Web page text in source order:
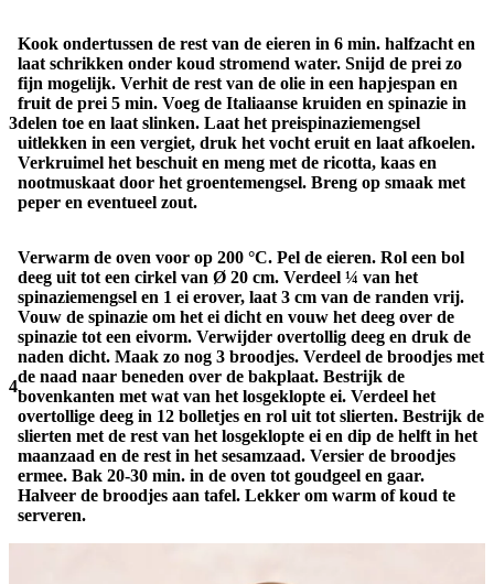
3
Kook ondertussen de rest van de eieren in 6 min. halfzacht en
laat schrikken onder koud stromend water. Snijd de prei zo
fijn mogelijk. Verhit de rest van de olie in een hapjespan en
fruit de prei 5 min. Voeg de Italiaanse kruiden en spinazie in
delen toe en laat slinken. Laat het preispinaziemengsel
uitlekken in een vergiet, druk het vocht eruit en laat afkoelen.
Verkruimel het beschuit en meng met de ricotta, kaas en
nootmuskaat door het groentemengsel. Breng op smaak met
peper en eventueel zout.
4
Verwarm de oven voor op 200 °C. Pel de eieren. Rol een bol
deeg uit tot een cirkel van Ø 20 cm. Verdeel ¼ van het
spinaziemengsel en 1 ei erover, laat 3 cm van de randen vrij.
Vouw de spinazie om het ei dicht en vouw het deeg over de
spinazie tot een eivorm. Verwijder overtollig deeg en druk de
naden dicht. Maak zo nog 3 broodjes. Verdeel de broodjes met
de naad naar beneden over de bakplaat. Bestrijk de
bovenkanten met wat van het losgeklopte ei. Verdeel het
overtollige deeg in 12 bolletjes en rol uit tot slierten. Bestrijk de
slierten met de rest van het losgeklopte ei en dip de helft in het
maanzaad en de rest in het sesamzaad. Versier de broodjes
ermee. Bak 20-30 min. in de oven tot goudgeel en gaar.
Halveer de broodjes aan tafel. Lekker om warm of koud te
serveren.